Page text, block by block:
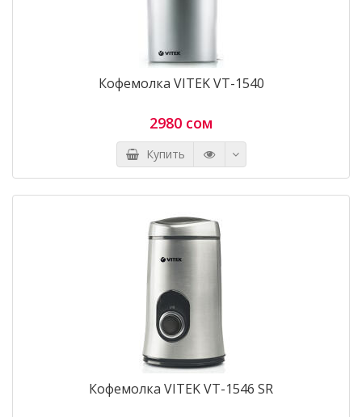
Кофемолка VITEK VT-1540
2980 сом
Купить
Кофемолка VITEK VT-1546 SR